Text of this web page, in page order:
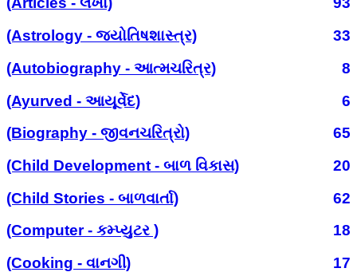
(Astrology - જ્યોતિષશાસ્ત્ર)
33
(Autobiography - આત્મચરિત્ર)
8
(Ayurved - આયૂર્વેદ)
6
(Biography - જીવનચરિત્રો)
65
(Child Development - બાળ વિકાસ)
20
(Child Stories - બાળવાર્તા)
62
(Computer - કમ્પ્યુટર )
18
(Cooking - વાનગી)
17